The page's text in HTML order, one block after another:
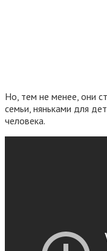
Но, тем не менее, они
семьи, няньками для
человека.